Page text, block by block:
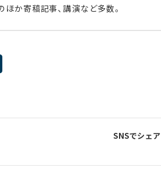
ほか寄稿記事、講演など多数。
SNSでシェア